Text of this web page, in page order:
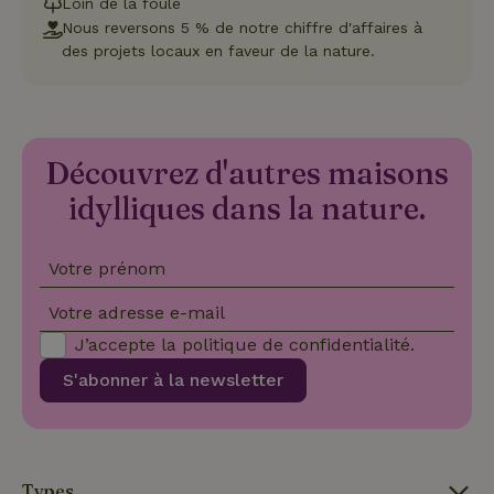
Nous reversons 5 % de notre chiffre d'affaires à
des projets locaux en faveur de la nature.
Découvrez d'autres maisons
idylliques dans la nature.
Votre prénom
Votre adresse e-mail
S'abonner à la newsletter
J’accepte la politique de confidentialité.
préférences
que la
bannière de
cookies
Cookie-
fonctionne
Nom
Fournisseur/
associé à
qui est une
Fournisseur/
Domaine
Expiration
_gcl_au
Google LLC
3 mois
Ce cookie
Nom Fournisseur/Domaine
_nhft_search-geo-json www.maisonnature.fr
Politique de confidentialité de Google